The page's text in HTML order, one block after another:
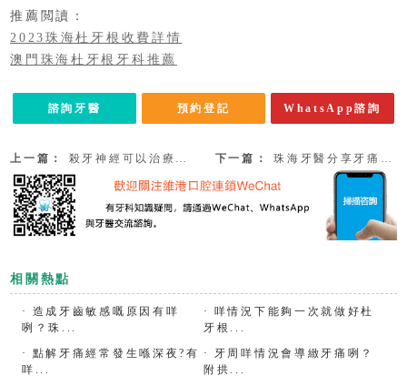
推薦閲讀：
2023珠海杜牙根收費詳情
澳門珠海杜牙根牙科推薦
諮詢牙醫 預約登記 WhatsApp諮詢
上一篇： 殺牙神經可以治療牙痛咩？珠海殺牙神經價錢！ 下一篇： 珠海牙醫分享牙痛的幾種原因和治療方法
相關熱點
·
造成牙齒敏感嘅原因有咩
咧？珠...
·
咩情況下能夠一次就做好杜
牙根...
·
點解牙痛經常發生喺深夜?有
咩...
·
牙周咩情況會導緻牙痛咧？
附拱...